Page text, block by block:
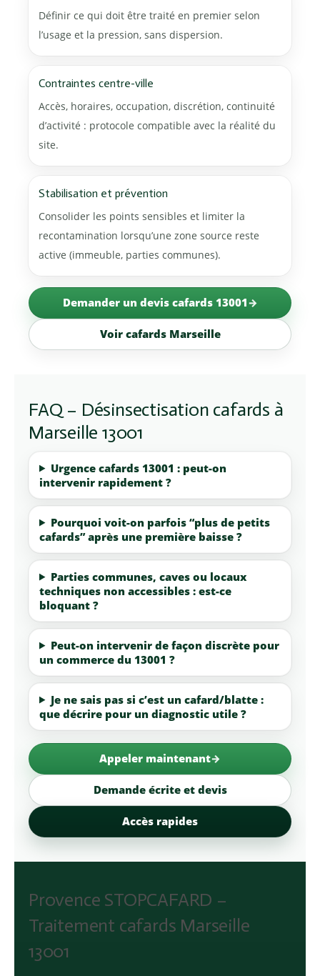
Définir ce qui doit être traité en premier selon
l’usage et la pression, sans dispersion.
Contraintes centre-ville
Accès, horaires, occupation, discrétion, continuité
d’activité : protocole compatible avec la réalité du
site.
Stabilisation et prévention
Consolider les points sensibles et limiter la
recontamination lorsqu’une zone source reste
active (immeuble, parties communes).
Demander un devis cafards 13001
Voir cafards Marseille
FAQ – Désinsectisation cafards à
Marseille 13001
Urgence cafards 13001 : peut-on
intervenir rapidement ?
Pourquoi voit-on parfois “plus de petits
cafards” après une première baisse ?
Parties communes, caves ou locaux
techniques non accessibles : est-ce
bloquant ?
Peut-on intervenir de façon discrète pour
un commerce du 13001 ?
Je ne sais pas si c’est un cafard/blatte :
que décrire pour un diagnostic utile ?
Appeler maintenant
Demande écrite et devis
Accès rapides
Provence STOPCAFARD –
Traitement cafards Marseille
13001